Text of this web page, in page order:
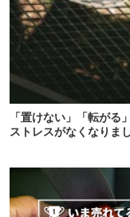
「置けない」「転が
ストレスがなくなりま